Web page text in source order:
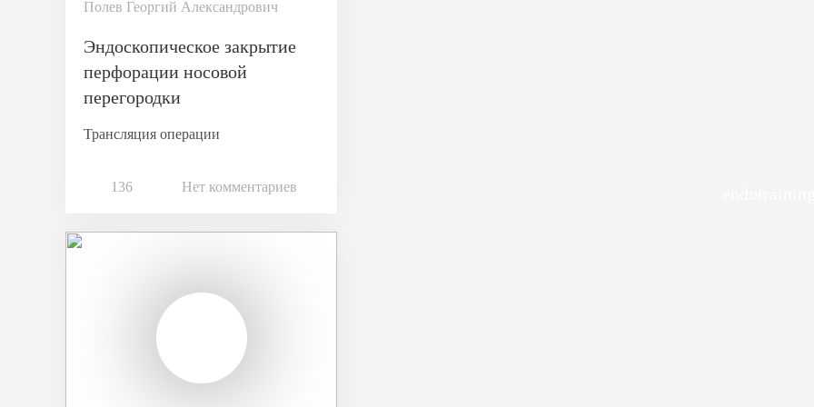
Полев Георгий Александрович
Эндоскопическое закрытие
перфорации носовой
перегородки
Трансляция операции
136 Нет комментариев